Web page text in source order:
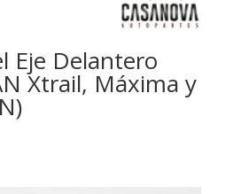
Eje Delantero
Xtrail, Máxima y